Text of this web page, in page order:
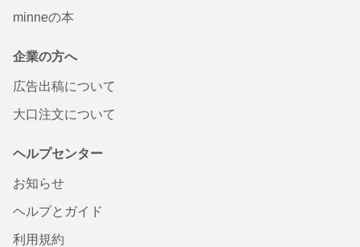
minneの本
企業の方へ
広告出稿について
大口注文について
ヘルプセンター
お知らせ
ヘルプとガイド
利用規約